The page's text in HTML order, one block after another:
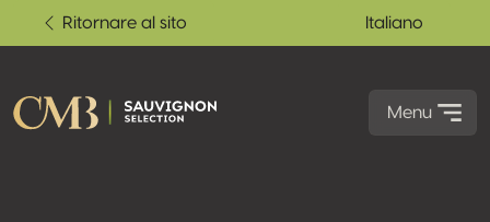
Ritornare al sito Italiano
Menu